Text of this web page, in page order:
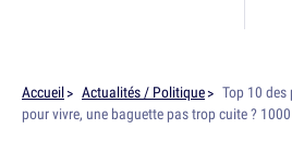
Accueil Actualités / Politique
Top 10 des
pour vivre, une baguette pas trop cuite ?